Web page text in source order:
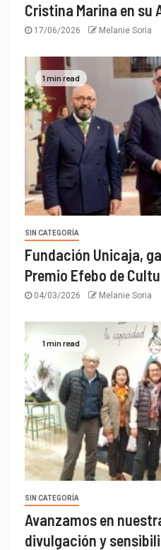
Cristina Marina en su
17/06/2026 Melanie Soria
1 min read
SIN CATEGORÍA
Fundación Unicaja,
Premio Efebo de
04/03/2026 Melanie Soria
1 min read
SIN CATEGORÍA
Avanzamos en
divulgación y